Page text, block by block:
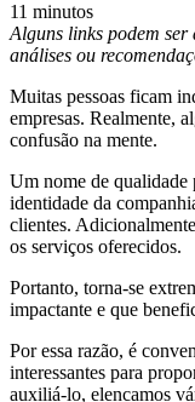
11 minutos
Alguns links podem ser
análises ou
Muitas pessoas ficam
empresas. Realmente,
confusão na mente.
Um nome de qualidade
identidade da
clientes.
os serviços oferecidos.
Portanto, torna-se
impactante e que
Por essa razão, é
interessantes para
auxiliá-lo, elencamos